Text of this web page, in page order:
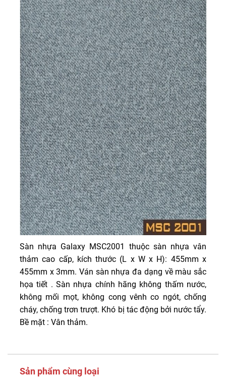
Sàn nhựa Galaxy MSC2001 thuộc sàn nhựa vân
thảm cao cấp, kích thước (L x W x H): 455mm x
455mm x 3mm. Ván sàn nhựa đa dạng về màu sắc
họa tiết . Sàn nhựa chính hãng không thấm nước,
không mối mọt, không cong vênh co ngót, chống
cháy, chống trơn trượt. Khó bị tác động bởi nước tẩy.
Bề mặt : Vân thảm.
Sản phẩm cùng loại